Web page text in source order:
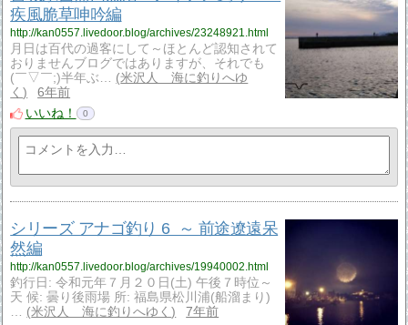
疾風脆草呻吟編
http://kan0557.livedoor.blog/archives/23248921.html
月日は百代の過客にして～ほとんど認知されて
おりませんブログではありますが、それでも
(￣▽￣;)半年ぶ…
米沢人 海に釣りへゆ
く
6年前
いいね！
0
シリーズ アナゴ釣り 6 ～ 前途遼遠呆
然編
http://kan0557.livedoor.blog/archives/19940002.html
釣行日: 令和元年７月２０日(土) 午後７時位～
天 候: 曇り後雨場 所: 福島県松川浦(船溜まり)
…
米沢人 海に釣りへゆく
7年前